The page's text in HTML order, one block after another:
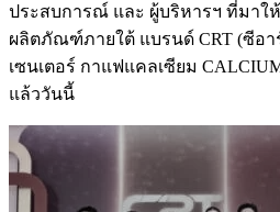
ประสบการณ์ และ ผู้บริหารฯ ที่มาใ
ผลิตภัณฑ์ภายใต้ แบรนด์ CRT (ซีอา
เซนเตอร์ กาแฟแคลเซียม
แล้ววันนี้